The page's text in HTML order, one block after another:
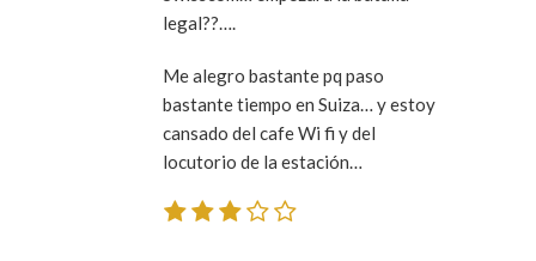
legal??….
Me alegro bastante pq paso
bastante tiempo en Suiza… y estoy
cansado del cafe Wi fi y del
locutorio de la estación…